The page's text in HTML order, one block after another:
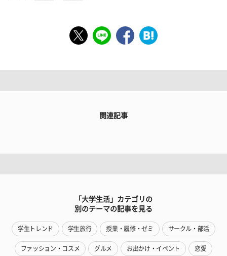
関連記事
「大学生活」カテゴリの
別のテーマの記事を見る
学生トレンド 学生旅行 授業・履修・ゼミ サークル・部活
ファッション・コスメ グルメ お出かけ・イベント 恋愛